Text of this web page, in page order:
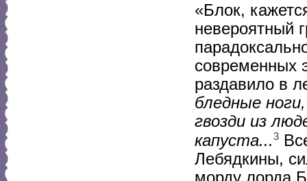
«Блок,
невероятный
современных
раздавило в
бледные
гвозди из
капуста...3
Лебядкины,
морду лорда